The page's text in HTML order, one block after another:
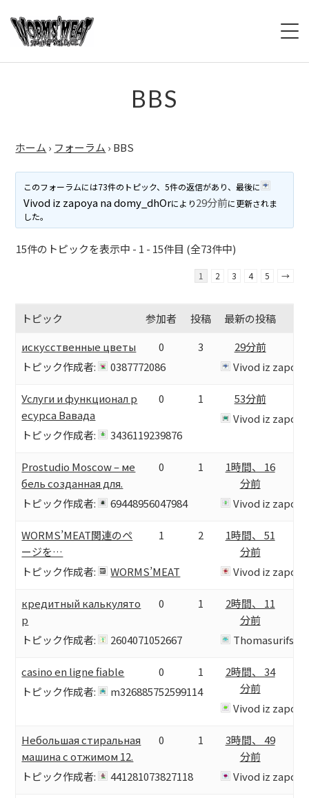
PAST LIVE
SOUND OF VIOLENCE
MARCHAN
VIDEO
LINK
BBS
ホーム › フォーラム › BBS
このフォーラムには73件のトピック、5件の返信があり、最後に
Vivod iz zapoya na domy_dhOrにより29分前に更新されま
した。
15件のトピックを表示中 - 1 - 15件目 (全73件中)
1 2 3 4 5 →
トピック 参加者 投稿
最新の投稿
искусственные цветы
トピック作成者:
0387772086
0 3
29分前
Vivod iz
Услуги и функционал р
есурса Вавада
トピック作成者:
3436119239876
0 1
53分前
Vivod iz
Prostudio Moscow – ме
бель созданная для.
トピック作成者:
69448956047984
0 1
1時間、 16
分前
Vivod iz
WORMS’MEAT関連のペ
ージを…
トピック作成者:
WORMS’MEAT
1 2
1時間、 51
分前
Vivod iz
кредитный калькулято
р
トピック作成者:
2604071052667
0 1
2時間、 11
分前
Thomasurifs
casino en ligne fiable
トピック作成者:
m326885752599114
0 1
2時間、 34
分前
Vivod iz
Небольшая стиральная
машина с отжимом 12.
トピック作成者:
441281073827118
0 1
3時間、 49
分前
Vivod iz